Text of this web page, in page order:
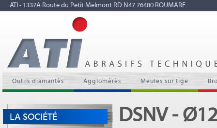
ATI - 1337A Route du Petit Melmont RD N47 76480 ROUMARE
Outils diamantés Agglomérés Meules sur tige
LA SOCIÉTÉ DSNV -